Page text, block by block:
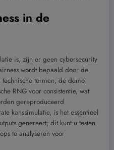
in de
is, zijn er geen cybersecurity
wordt bepaald door de
termen, de demo
RNG voor consistentie, wat
gereproduceerd
kanssimulatie, is het essentieel
genereert; dit kunt u testen
te analyseren voor